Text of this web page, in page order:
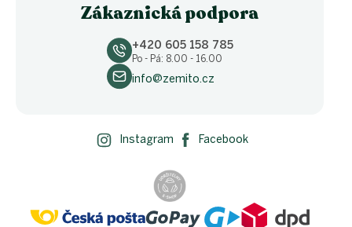
Zákaznická podpora
+420 605 158 785
Po - Pá: 8.00 - 16.00
info@zemito.cz
Instagram Facebook